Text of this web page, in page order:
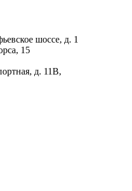
шоссе, д. 1
15
д. 11В,